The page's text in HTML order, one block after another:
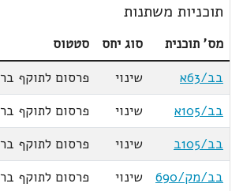
תוכניות משתנות
מס' תוכנית סוג יחס
סטטוס
בב/63א
שינוי
פרסום לתוקף
בב/105א
שינוי
פרסום לתוקף
בב/105ב
שינוי
פרסום לתוקף
בב/מק/690
שינוי פרסום לתוקף